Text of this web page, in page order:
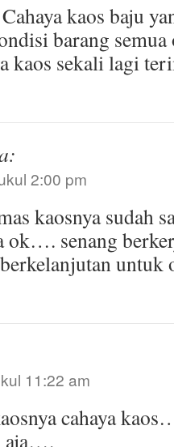
kaos baju
barang
kaos sekali lagi
2:00 pm
kaosnya sudah
ok…. senang
untuk
11:22 am
cahaya
aja….